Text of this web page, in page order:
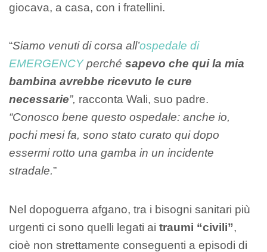
giocava, a casa, con i fratellini.
“Siamo venuti di corsa all’ospedale di
EMERGENCYperché sapevo che qui la mia
bambina avrebbe ricevuto le cure
necessarie”, racconta Wali, suo padre.
“Conosco bene questo ospedale: anche io,
pochi mesi fa, sono stato curato qui dopo
essermi rotto una gamba in un incidente
stradale.”
Nel dopoguerra afgano, tra i bisogni sanitari più
urgenti ci sono quelli legati ai traumi “civili”,
cioè non strettamente conseguenti a episodi di